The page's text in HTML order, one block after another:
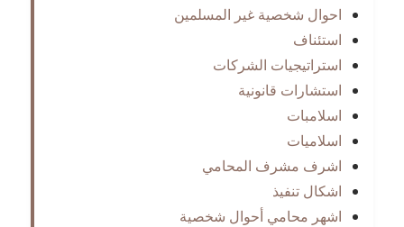
احوال شخصية غير المسلمين
استئناف
استراتيجيات الشركات
استشارات قانونية
اسلامبات
اسلاميات
اشرف مشرف المحامي
اشكال تنفيذ
اشهر محامي أحوال شخصية